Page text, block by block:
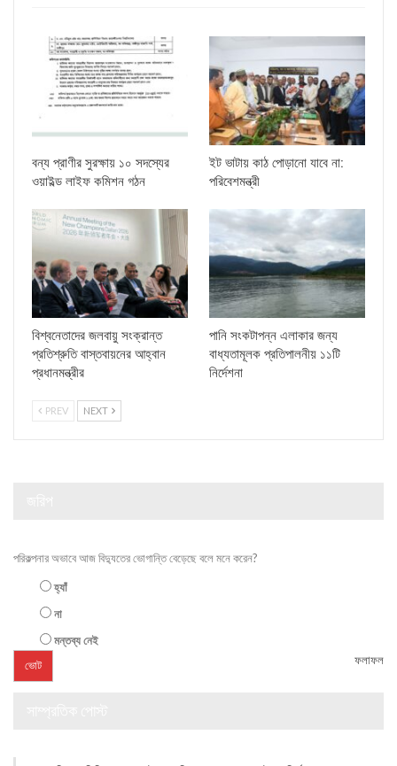
বন্য প্রাণীর সুরক্ষায় ১০ সদস্যের
ওয়াইল্ড লাইফ কমিশন গঠন
ইট ভাটায় কাঠ পোড়ানো যাবে না:
পরিবেশমন্ত্রী
বিশ্বনেতাদের জলবায়ু সংক্রান্ত
প্রতিশ্রুতি বাস্তবায়নের আহ্বান
প্রধানমন্ত্রীর
পানি সংকটাপন্ন এলাকার জন্য
বাধ্যতামূলক প্রতিপালনীয় ১১টি
নির্দেশনা
PREV NEXT
পরিকল্পনার অভাবে আজ বিদ্যুতের ভোগান্তি বেড়েছে বলে মনে করেন?
হ্যাঁ
না
মন্তব্য নেই
ফলাফল